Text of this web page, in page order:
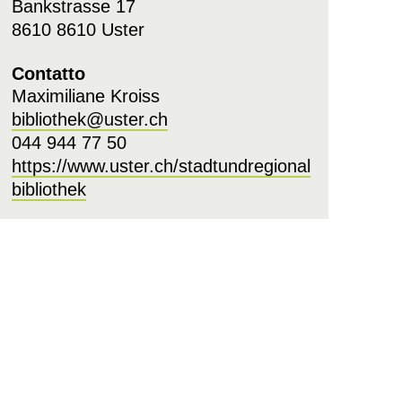
Bankstrasse 17
8610 8610 Uster
Contatto
Maximiliane Kroiss
bibliothek@uster.ch
044 944 77 50
https://www.uster.ch/stadtundregional
bibliothek